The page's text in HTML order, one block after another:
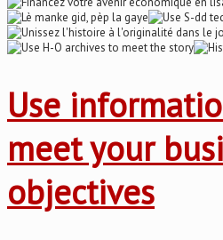
Use
meet your
objectives